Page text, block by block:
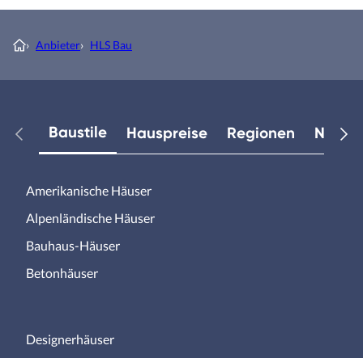
› Anbieter› HLS Bau
Baustile Hauspreise Regionen
Amerikanische Häuser
Alpenländische Häuser
Bauhaus-Häuser
Betonhäuser
Designerhäuser